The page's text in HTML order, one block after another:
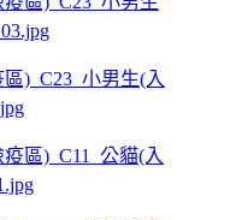
)_C23_小男生(入